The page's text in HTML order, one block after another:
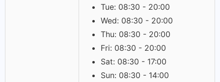
Tue: 08:30 - 20:00
Wed: 08:30 - 20:00
Thu: 08:30 - 20:00
Fri: 08:30 - 20:00
Sat: 08:30 - 17:00
Sun: 08:30 - 14:00